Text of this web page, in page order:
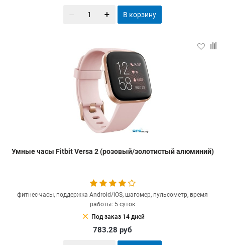
В корзину
Умные часы Fitbit Versa 2 (розовый/золотистый алюминий)
фитнес-часы, поддержка Android/iOS, шагомер, пульсометр, время
работы: 5 суток
clear Под заказ 14 дней
783.28 руб